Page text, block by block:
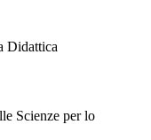
Didattica
Scienze per lo